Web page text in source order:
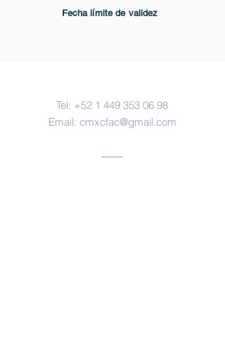
Fecha límite de validez
Tel: +52 1 449 353 06 98
Email: cmxcfac@gmail.com